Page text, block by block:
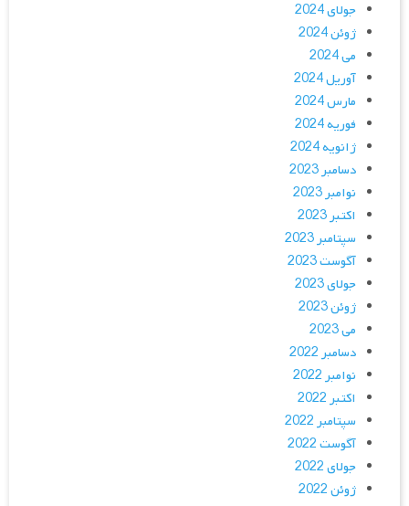
جولای 2024
ژوئن 2024
می 2024
آوریل 2024
مارس 2024
فوریه 2024
ژانویه 2024
دسامبر 2023
نوامبر 2023
اکتبر 2023
سپتامبر 2023
آگوست 2023
جولای 2023
ژوئن 2023
می 2023
دسامبر 2022
نوامبر 2022
اکتبر 2022
سپتامبر 2022
آگوست 2022
جولای 2022
ژوئن 2022